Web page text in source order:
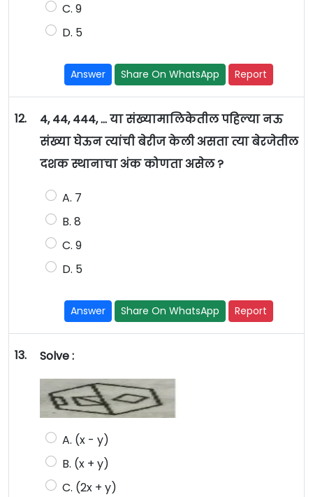
C. 9
D. 5
Answer Share On WhatsApp Report
12.
4, 44, 444, ... या संख्यामालिकेतील पहिल्या नऊ
संख्या घेऊन त्यांची बेरीज केली असता त्या बेरजेतील
दशक स्थानाचा अंक कोणता असेल ?
A. 7
B. 8
C. 9
D. 5
Answer Share On WhatsApp Report
13. Solve :
A. (x - y)
B. (x + y)
C. (2x + y)